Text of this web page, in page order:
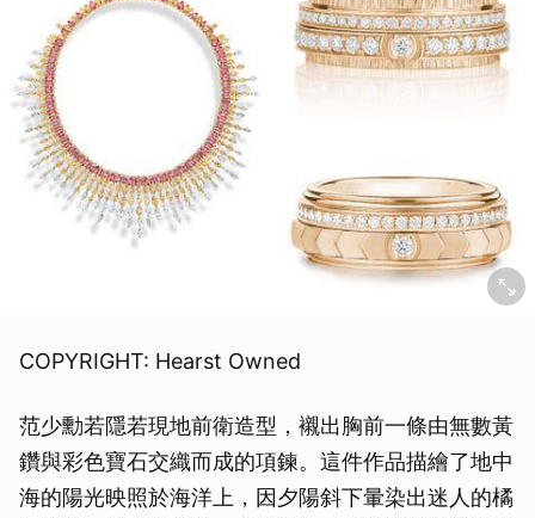
COPYRIGHT: Hearst Owned
范少勳若隱若現地前衛造型，襯出胸前一條由無數黃
鑽與彩色寶石交織而成的項鍊。這件作品描繪了地中
海的陽光映照於海洋上，因夕陽斜下暈染出迷人的橘